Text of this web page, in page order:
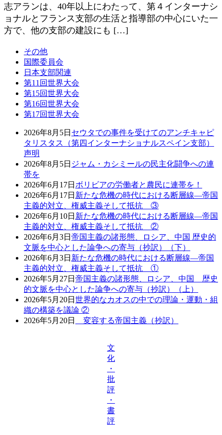
志アランは、40年以上にわたって、第４インターナシ
ョナルとフランス支部の生活と指導部の中心にいた一
方で、他の支部の建設にも […]
その他
国際委員会
日本支部関連
第11回世界大会
第15回世界大会
第16回世界大会
第17回世界大会
2026年8月5日 セウタでの事件を受けてのアンチキャピ
タリスタス（第四インターナショナルスペイン支部）
声明
2026年8月5日 ジャム・カシミールの民主化闘争への連
帯を
2026年6月17日 ボリビアの労働者と農民に連帯を！
2026年6月17日 新たな危機の時代における断層線―帝国
主義的対立、権威主義そして抵抗 ③
2026年6月10日 新たな危機の時代における断層線―帝国
主義的対立、権威主義そして抵抗 ②
2026年6月3日 帝国主義の諸形態、ロシア、中国 歴史的
文脈を中心とした論争への寄与（抄訳）（下）
2026年6月3日 新たな危機の時代における断層線―帝国
主義的対立、権威主義そして抵抗 ①
2026年5月27日 帝国主義の諸形態、ロシア、中国 歴史
的文脈を中心とした論争への寄与（抄訳）（上）
2026年5月20日 世界的なカオスの中での理論・運動・組
織の構築を議論 ②
2026年5月20日
変容する帝国主義（抄訳）
文
化
・
批
評
・
書
評